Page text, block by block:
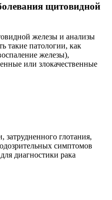
щитовидной
железы и анализы
такие патологии, как
железы),
или злокачественные
глотания,
симптомов
диагностики рака